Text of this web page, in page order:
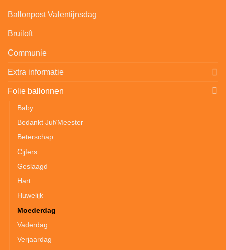
Ballonpost Valentijnsdag
Bruiloft
Communie
Extra informatie
Folie ballonnen
Baby
Bedankt Juf/Meester
Beterschap
Cijfers
Geslaagd
Hart
Huwelijk
Moederdag
Vaderdag
Verjaardag